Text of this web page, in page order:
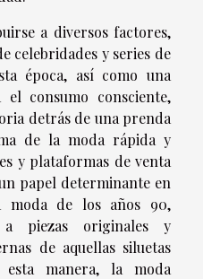
a diversos factores,
celebridades y series de
época, así como una
consumo consciente,
detrás de una prenda
de la moda rápida y
y plataformas de venta
papel determinante en
moda de los años 90,
piezas originales y
de aquellas siluetas
manera, la moda